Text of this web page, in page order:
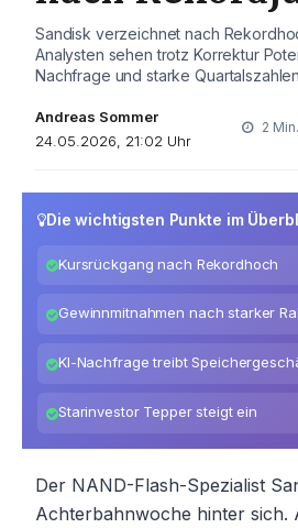
Sandisk verzeichnet nach
Analysten sehen trotz Korrektur
Nachfrage und starke
Andreas Sommer
24.05.2026, 21:02 Uhr
2
Die wichtigsten Punkte im
Kursrückgang nach Rekordhoch
Gewinnmitnahmen nach starker
KI-Nachfrage treibt
Starinvestor Tepper steigt ein
Der NAND-Flash-Spezialist
Achterbahnwoche hinter sich.